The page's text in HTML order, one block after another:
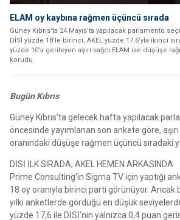
ELAM oy kaybına rağmen üçüncü sırada
Güney Kıbrıs’ta 24 Mayıs’ta yapılacak parlamento
DİSİ yüzde 18’le birinci, AKEL yüzde 17,6’yla ikinci
yüzde 10’a gerileyen aşırı sağcı ELAM ise düşüşe
korudu.
Bugün Kıbrıs
Güney Kıbrıs’ta gelecek hafta yapılacak
öncesinde yayımlanan son ankete göre, aşırı
oranındaki düşüşe rağmen üçüncü sıradaki
DİSİ İLK SIRADA, AKEL HEMEN ARKASINDA
Prime Consulting’in Sigma TV için yaptığı
18 oy oranıyla birinci parti görünüyor. Ancak
yılki anketlerde gördüğü en düşük
yüzde 17,6 ile DİSİ’nin yalnızca 0,4 puan